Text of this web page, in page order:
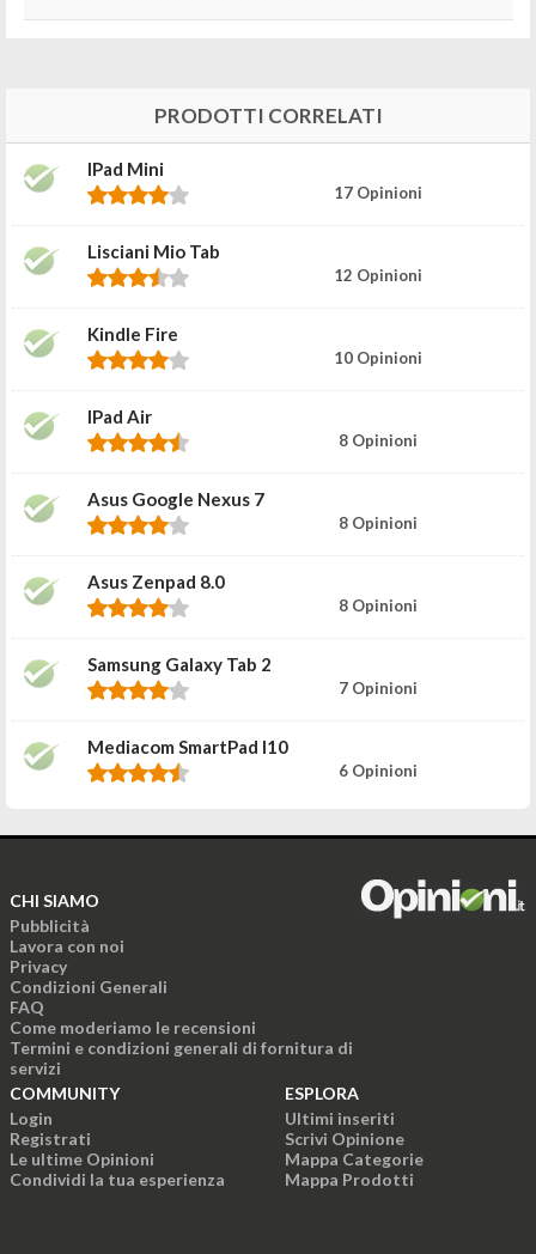
PRODOTTI CORRELATI
IPad Mini
17 Opinioni
Lisciani Mio Tab
12 Opinioni
Kindle Fire
10 Opinioni
IPad Air
8 Opinioni
Asus Google Nexus 7
8 Opinioni
Asus Zenpad 8.0
8 Opinioni
Samsung Galaxy Tab 2
7 Opinioni
Mediacom SmartPad I10
6 Opinioni
CHI SIAMO
Pubblicità
Lavora con noi
Privacy
Condizioni Generali
FAQ
Come moderiamo le recensioni
Termini e condizioni generali di fornitura di
servizi
COMMUNITY
Login
Registrati
Le ultime Opinioni
Condividi la tua esperienza
ESPLORA
Ultimi inseriti
Scrivi Opinione
Mappa Categorie
Mappa Prodotti